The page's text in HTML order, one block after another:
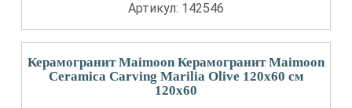
Артикул: 142546
Керамогранит Maimoon Керамогранит Maimoon
Ceramica Carving Marilia Olive 120х60 см
120x60